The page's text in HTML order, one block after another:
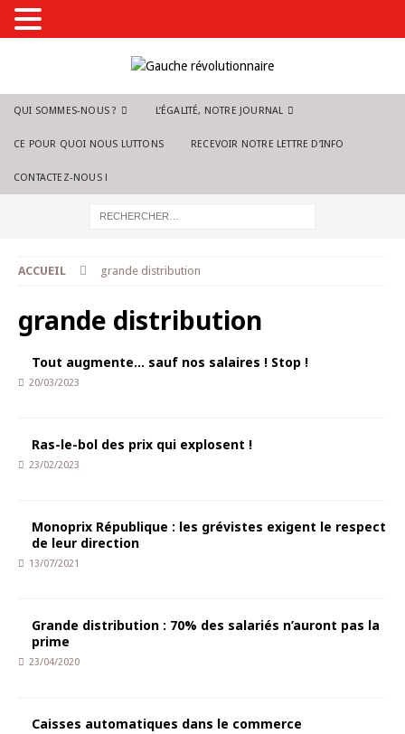
QUI SOMMES-NOUS ? L’ÉGALITÉ, NOTRE JOURNAL
CE POUR QUOI NOUS LUTTONS RECEVOIR NOTRE LETTRE D’INFO
CONTACTEZ-NOUS !
ACCUEIL grande distribution
grande distribution
Tout augmente… sauf nos salaires ! Stop !
20/03/2023
Ras-le-bol des prix qui explosent !
23/02/2023
Monoprix République : les grévistes exigent le respect
de leur direction
13/07/2021
Grande distribution : 70% des salariés n’auront pas la
prime
23/04/2020
Caisses automatiques dans le commerce